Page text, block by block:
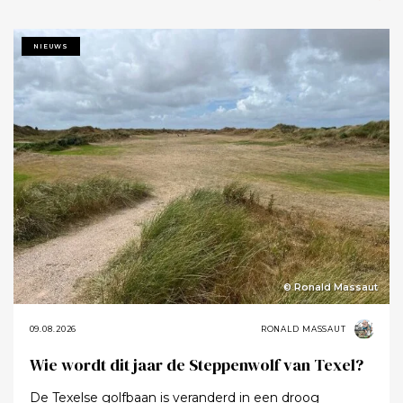
NIEUWS
© Ronald Massaut
09.08.2026 RONALD MASSAUT
Wie wordt dit jaar de Steppenwolf van Texel?
De Texelse golfbaan is veranderd in een droog